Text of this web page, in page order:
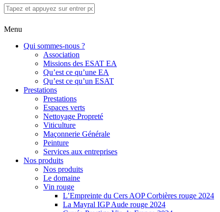
Menu
Qui sommes-nous ?
Association
Missions des ESAT EA
Qu’est ce qu’une EA
Qu’est ce qu’un ESAT
Prestations
Prestations
Espaces verts
Nettoyage Propreté
Viticulture
Maçonnerie Générale
Peinture
Services aux entreprises
Nos produits
Nos produits
Le domaine
Vin rouge
L’Empreinte du Cers AOP Corbières rouge 2024
La Mayral IGP Aude rouge 2024